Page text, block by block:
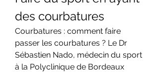
des courbatures
Courbatures : comment faire
passer les courbatures ? Le Dr
Sébastien Nado, médecin du sport
à la Polyclinique de Bordeaux